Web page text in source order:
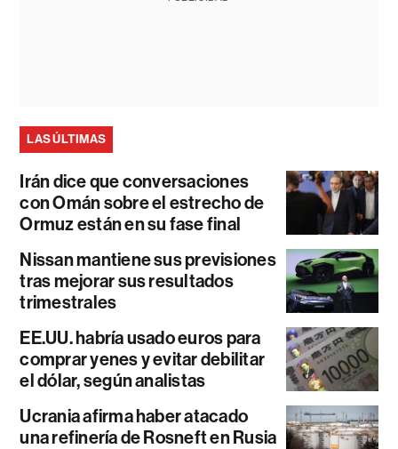
LAS ÚLTIMAS
Irán dice que conversaciones
con Omán sobre el estrecho de
Ormuz están en su fase final
Nissan mantiene sus previsiones
tras mejorar sus resultados
trimestrales
EE.UU. habría usado euros para
comprar yenes y evitar debilitar
el dólar, según analistas
Ucrania afirma haber atacado
una refinería de Rosneft en Rusia